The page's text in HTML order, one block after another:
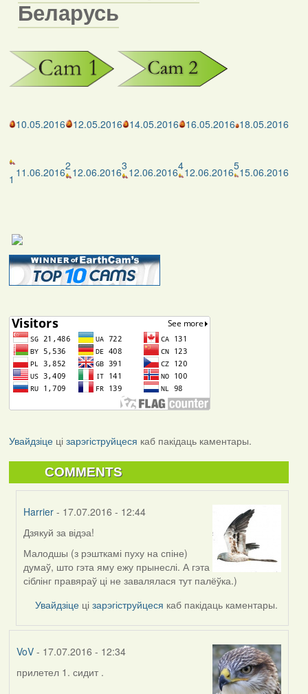
Беларусь
10.05.2016 12.05.2016 14.05.2016 16.05.2016 18.05.2016
1 11.06.20162 12.06.20163 12.06.2016412.06.2016515.06.2016
Увайдзіцеці зарэгіструйцеся каб пакідаць каментары.
COMMENTS
Harrier - 17.07.2016 - 12:44
In
reply
to
by
Дзякуй за відэа!
Малодшы (з рэшткамі пуху на спіне)
думаў, што гэта яму ежу прынеслі. А гэта
сіблінг правяраў ці не завалялася тут палёўка.)
Увайдзіце цізарэгіструйцеся каб пакідаць каментары.
VoV- 17.07.2016 - 12:34
прилетел 1. сидит .